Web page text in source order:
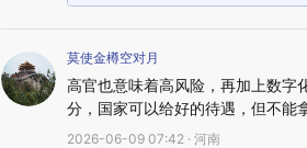
莫使金樽空对月
高官也意味着高风险，再加上数字
分，国家可以给好的待遇，但不能
2026-06-09 07:42 · 河南